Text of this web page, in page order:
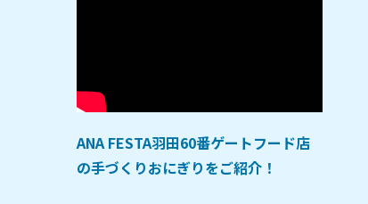
ANA FESTA羽田60番ゲートフード店
の手づくりおにぎりをご紹介！